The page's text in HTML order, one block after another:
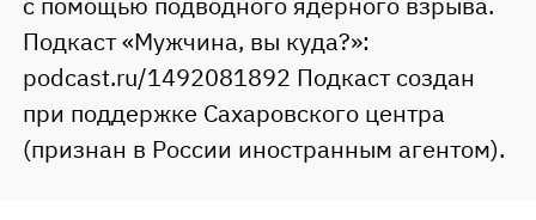
Подкаст «Мужчина, вы куда?»:
podcast.ru/1492081892 Подкаст создан
при поддержке Сахаровского центра
(признан в России иностранным агентом).